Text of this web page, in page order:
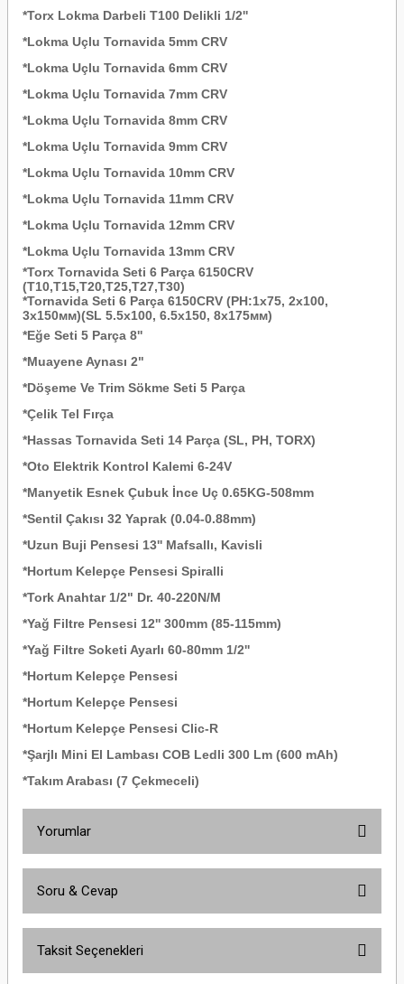
*Torx Lokma Darbeli T100 Delikli 1/2''
*Lokma Uçlu Tornavida 5mm CRV
*Lokma Uçlu Tornavida 6mm CRV
*Lokma Uçlu Tornavida 7mm CRV
*Lokma Uçlu Tornavida 8mm CRV
*Lokma Uçlu Tornavida 9mm CRV
*Lokma Uçlu Tornavida 10mm CRV
*Lokma Uçlu Tornavida 11mm CRV
*Lokma Uçlu Tornavida 12mm CRV
*Lokma Uçlu Tornavida 13mm CRV
*Torx Tornavida Seti 6 Parça 6150CRV
(T10,T15,T20,T25,T27,T30)
*Tornavida Seti 6 Parça 6150CRV (PH:1x75, 2x100,
3x150мм)(SL 5.5х100, 6.5х150, 8х175мм)
*Eğe Seti 5 Parça 8''
*Muayene Aynası 2"
*Döşeme Ve Trim Sökme Seti 5 Parça
*Çelik Tel Fırça
*Hassas Tornavida Seti 14 Parça (SL, PH, TORX)
*Oto Elektrik Kontrol Kalemi 6-24V
*Manyetik Esnek Çubuk İnce Uç 0.65KG-508mm
*Sentil Çakısı 32 Yaprak (0.04-0.88mm)
*Uzun Buji Pensesi 13'' Mafsallı, Kavisli
*Hortum Kelepçe Pensesi Spiralli
*Tork Anahtar 1/2" Dr. 40-220N/M
*Yağ Filtre Pensesi 12'' 300mm (85-115mm)
*Yağ Filtre Soketi Ayarlı 60-80mm 1/2''
*Hortum Kelepçe Pensesi
*Hortum Kelepçe Pensesi
*Hortum Kelepçe Pensesi Clic-R
*Şarjlı Mini El Lambası COB Ledli 300 Lm (600 mAh)
*Takım Arabası (7 Çekmeceli)
Yorumlar
Soru & Cevap
Taksit Seçenekleri